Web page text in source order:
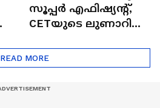
സൂപ്പർ എഫിഷ്യന്റ്,
CETയുടെ ലുണാറിസ്
Eco Marathon 2025
READ MORE